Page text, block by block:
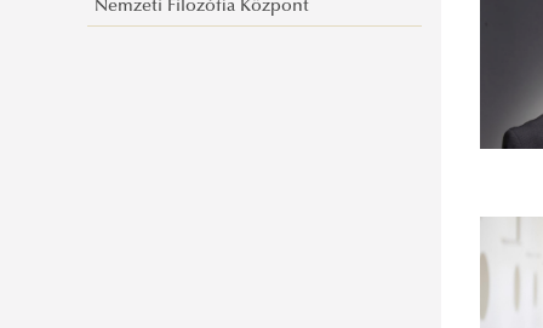
Nemzeti Filozófia Központ